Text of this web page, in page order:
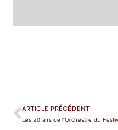
ARTICLE PRÉCÉDENT